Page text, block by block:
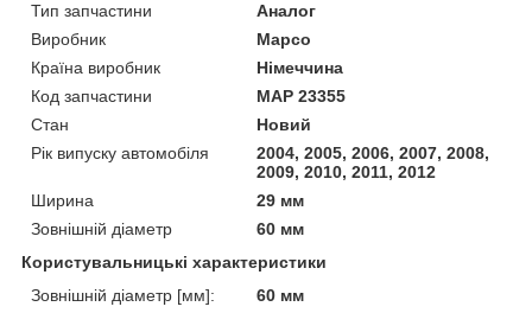
Тип запчастини
Аналог
Виробник
Mapco
Країна виробник
Німеччина
Код запчастини
MAP 23355
Стан
Новий
Рік випуску автомобіля
2004, 2005, 2006, 2007, 2008,
2009, 2010, 2011, 2012
Ширина
29 мм
Зовнішній діаметр
60 мм
Користувальницькі характеристики
Зовнішній діаметр [мм]:
60 мм